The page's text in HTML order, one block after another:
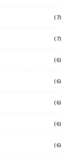
(7)
(7)
(6)
(6)
(6)
(6)
(6)